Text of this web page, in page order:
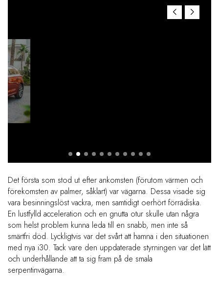
Det första som stod ut efter ankomsten (förutom värmen och
förekomsten av palmer, såklart) var vägarna. Dessa visade sig
vara besinningslöst vackra, men samtidigt oerhört förrädiska.
En lustfylld acceleration och en gnutta otur skulle utan några
som helst problem kunna leda till en snabb, men inte så
smärtfri död. Lyckligtvis var det svårt att hamna i den situationen
med nya i30. Tack vare den uppdaterade styrningen var det lätt
och underhållande att ta sig fram på de smala
serpentinvägarna.